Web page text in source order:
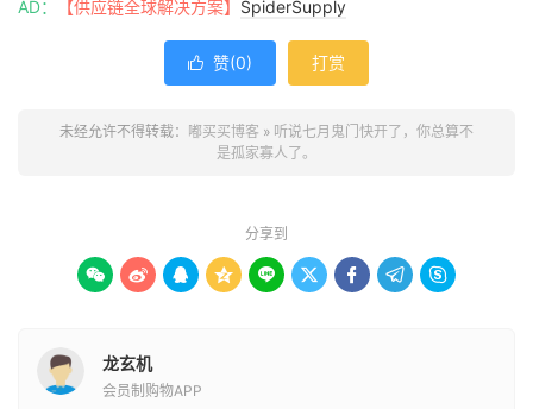
AD： 【供应链全球解决方案】 SpiderSupply
 赞(0) 打赏
未经允许不得转载： 嘟买买博客 » 听说七月鬼门快开了，你总算不
是孤家寡人了。
分享到
        
龙玄机
会员制购物APP